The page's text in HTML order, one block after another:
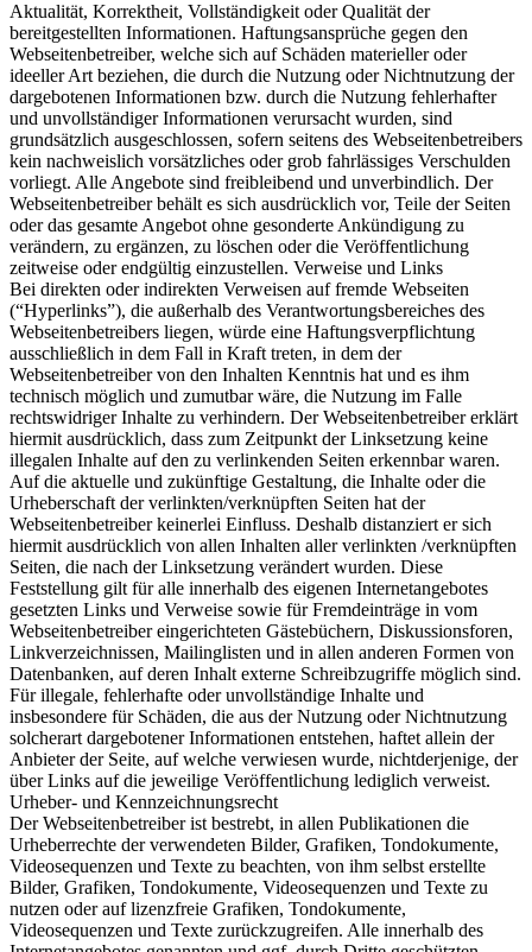
Aktualität, Korrektheit, Vollständigkeit oder Qualität der
bereitgestellten Informationen. Haftungsansprüche gegen den
Webseitenbetreiber, welche sich auf Schäden materieller oder
ideeller Art beziehen, die durch die Nutzung oder Nichtnutzung der
dargebotenen Informationen bzw. durch die Nutzung fehlerhafter
und unvollständiger Informationen verursacht wurden, sind
grundsätzlich ausgeschlossen, sofern seitens des Webseitenbetreibers
kein nachweislich vorsätzliches oder grob fahrlässiges Verschulden
vorliegt. Alle Angebote sind freibleibend und unverbindlich. Der
Webseitenbetreiber behält es sich ausdrücklich vor, Teile der Seiten
oder das gesamte Angebot ohne gesonderte Ankündigung zu
verändern, zu ergänzen, zu löschen oder die Veröffentlichung
zeitweise oder endgültig einzustellen. Verweise und Links
Bei direkten oder indirekten Verweisen auf fremde Webseiten
(“Hyperlinks”), die außerhalb des Verantwortungsbereiches des
Webseitenbetreibers liegen, würde eine Haftungsverpflichtung
ausschließlich in dem Fall in Kraft treten, in dem der
Webseitenbetreiber von den Inhalten Kenntnis hat und es ihm
technisch möglich und zumutbar wäre, die Nutzung im Falle
rechtswidriger Inhalte zu verhindern. Der Webseitenbetreiber erklärt
hiermit ausdrücklich, dass zum Zeitpunkt der Linksetzung keine
illegalen Inhalte auf den zu verlinkenden Seiten erkennbar waren.
Auf die aktuelle und zukünftige Gestaltung, die Inhalte oder die
Urheberschaft der verlinkten/verknüpften Seiten hat der
Webseitenbetreiber keinerlei Einfluss. Deshalb distanziert er sich
hiermit ausdrücklich von allen Inhalten aller verlinkten /verknüpften
Seiten, die nach der Linksetzung verändert wurden. Diese
Feststellung gilt für alle innerhalb des eigenen Internetangebotes
gesetzten Links und Verweise sowie für Fremdeinträge in vom
Webseitenbetreiber eingerichteten Gästebüchern, Diskussionsforen,
Linkverzeichnissen, Mailinglisten und in allen anderen Formen von
Datenbanken, auf deren Inhalt externe Schreibzugriffe möglich sind.
Für illegale, fehlerhafte oder unvollständige Inhalte und
insbesondere für Schäden, die aus der Nutzung oder Nichtnutzung
solcherart dargebotener Informationen entstehen, haftet allein der
Anbieter der Seite, auf welche verwiesen wurde, nichtderjenige, der
über Links auf die jeweilige Veröffentlichung lediglich verweist.
Urheber- und Kennzeichnungsrecht
Der Webseitenbetreiber ist bestrebt, in allen Publikationen die
Urheberrechte der verwendeten Bilder, Grafiken, Tondokumente,
Videosequenzen und Texte zu beachten, von ihm selbst erstellte
Bilder, Grafiken, Tondokumente, Videosequenzen und Texte zu
nutzen oder auf lizenzfreie Grafiken, Tondokumente,
Videosequenzen und Texte zurückzugreifen. Alle innerhalb des